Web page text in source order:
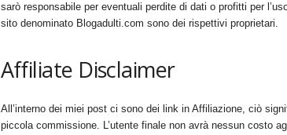
sarò responsabile per eventuali perdite di dati o profitti per
sito denominato Blogadulti.com sono dei rispettivi proprietari.
Affiliate Disclaimer
All’interno dei miei post ci sono dei link in Affiliazione, ciò
piccola commissione. L’utente finale non avrà nessun costo